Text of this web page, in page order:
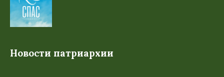
Новости патриархии